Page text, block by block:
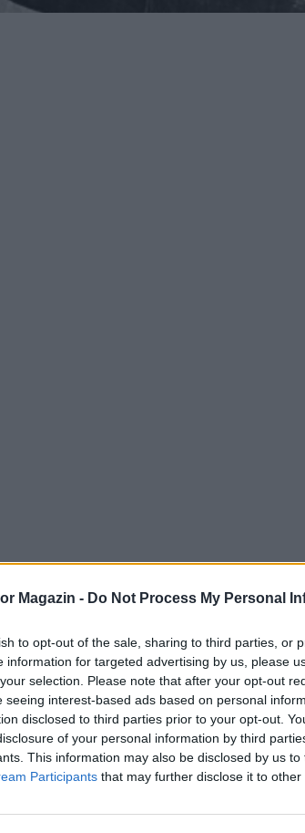
Magazin - Do Not Process My Personal
to opt-out of the sale, sharing to third parties, or
information for targeted advertising by us, please
selection. Please note that after your opt-out
seeing interest-based ads based on personal
disclosed to third parties prior to your opt-out.
of your personal information by third
This information may also be disclosed by us
Participants that may further disclose it to other